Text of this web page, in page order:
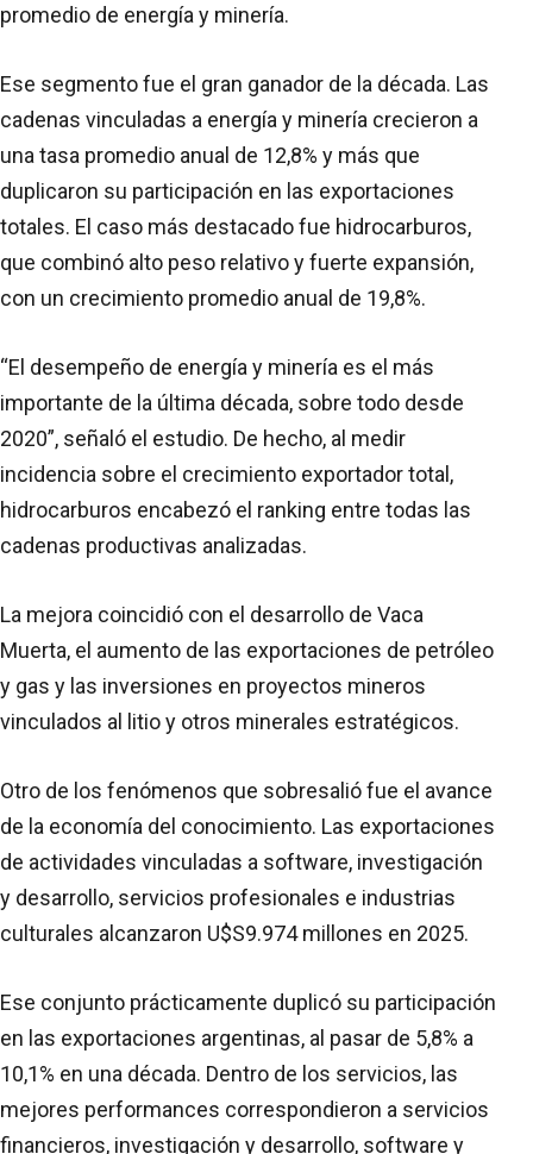
promedio de energía y minería.
Ese segmento fue el gran ganador de la década. Las
cadenas vinculadas a energía y minería crecieron a
una tasa promedio anual de 12,8% y más que
duplicaron su participación en las exportaciones
totales. El caso más destacado fue hidrocarburos,
que combinó alto peso relativo y fuerte expansión,
con un crecimiento promedio anual de 19,8%.
“El desempeño de energía y minería es el más
importante de la última década, sobre todo desde
2020”, señaló el estudio. De hecho, al medir
incidencia sobre el crecimiento exportador total,
hidrocarburos encabezó el ranking entre todas las
cadenas productivas analizadas.
La mejora coincidió con el desarrollo de Vaca
Muerta, el aumento de las exportaciones de petróleo
y gas y las inversiones en proyectos mineros
vinculados al litio y otros minerales estratégicos.
Otro de los fenómenos que sobresalió fue el avance
de la economía del conocimiento. Las exportaciones
de actividades vinculadas a software, investigación
y desarrollo, servicios profesionales e industrias
culturales alcanzaron U$S9.974 millones en 2025.
Ese conjunto prácticamente duplicó su participación
en las exportaciones argentinas, al pasar de 5,8% a
10,1% en una década. Dentro de los servicios, las
mejores performances correspondieron a servicios
financieros, investigación y desarrollo, software y